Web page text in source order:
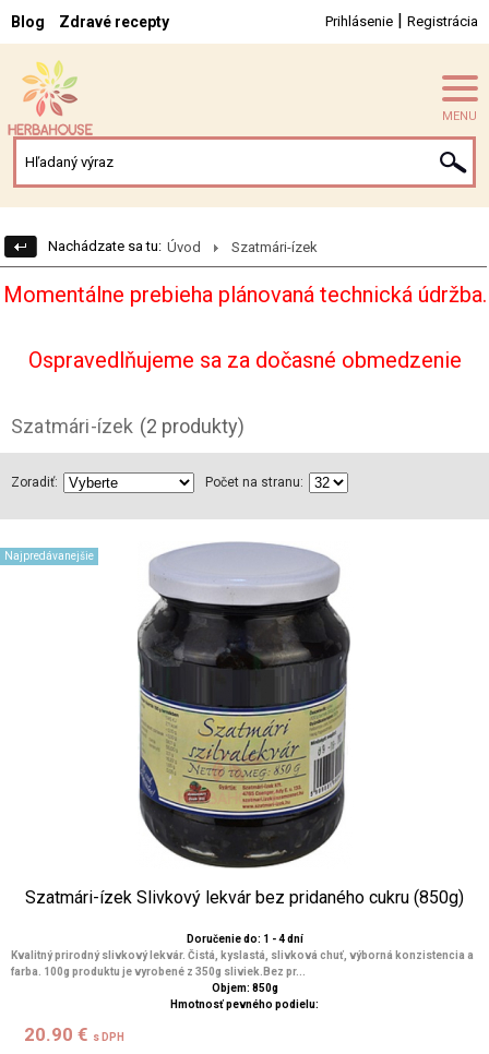
Blog Zdravé recepty Prihlásenie | Registrácia
MENU
Nachádzate sa tu: Úvod Szatmári-ízek
Momentálne prebieha plánovaná technická údržba.
Ospravedlňujeme sa za dočasné obmedzenie
Szatmári-ízek (2 produkty)
Zoradiť: Počet na stranu:
Najpredávanejšie
Szatmári-ízek Slivkový lekvár bez pridaného cukru (850g)
Doručenie do: 1 - 4 dní
Kvalitný prirodný slivkový lekvár. Čistá, kyslastá, slivková chuť, výborná konzistencia a
farba. 100g produktu je vyrobené z 350g sliviek.Bez pr...
Objem: 850g
Hmotnosť pevného podielu:
20.90 € s DPH